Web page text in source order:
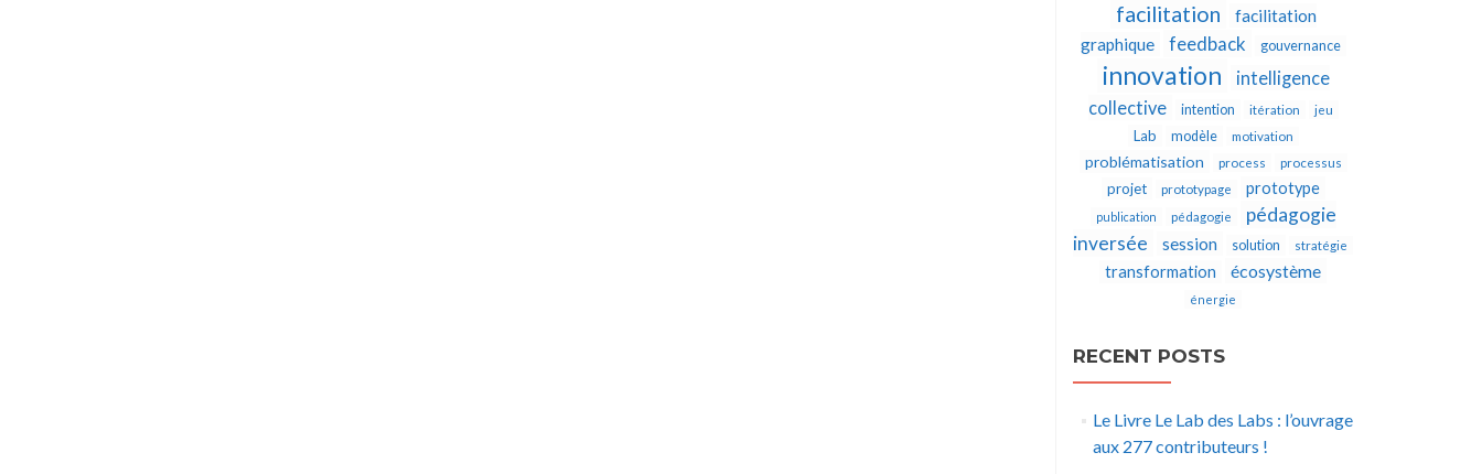
facilitation
facilitation
graphique
feedback gouvernance
innovation
intelligence
collective
intention itération jeu
Lab modèle motivation
problématisation process processus
projet prototypage prototype
publication pédagogie
pédagogie
inversée
session solution stratégie
transformation écosystème
énergie
RECENT POSTS
Le Livre Le Lab des Labs : l’ouvrage
aux 277 contributeurs !